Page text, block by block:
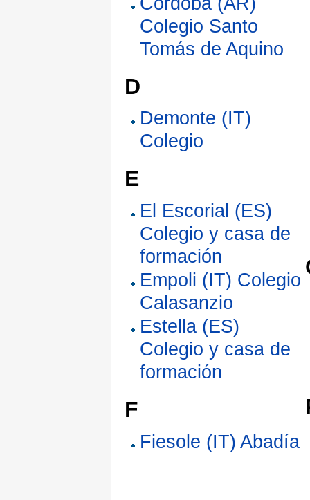
Colegio Santo
Tomás de Aquino
D
Demonte (IT)
Colegio
E
El Escorial (ES)
Colegio y casa de
formación
Empoli (IT) Colegio
Calasanzio
Estella (ES)
Colegio y casa de
formación
F
Fiesole (IT) Abadía